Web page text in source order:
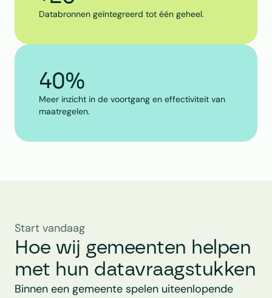
Databronnen geïntegreerd tot één geheel.
40%
Meer inzicht in de voortgang en effectiviteit van
maatregelen.
Start vandaag
Hoe wij gemeenten helpen
met hun datavraagstukken
Binnen een gemeente spelen uiteenlopende